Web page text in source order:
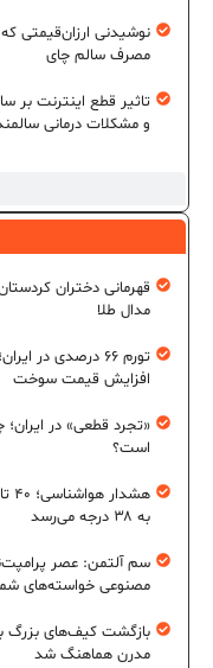
نوشیدنی ارزان‌قیمتی
مصرف سالم چای
تاثیر قطع اینترنت بر
و مشکلات درمانی
مدال طلا
افزایش قیمت سوخت
«تجرد قطعی» در
است؟
به ۳۸ درجه می‌رسد
سم آلتمن: عصر
مصنوعی خواسته‌های
بازگشت کیف‌های بزرگ
مدرن هماهنگ شد